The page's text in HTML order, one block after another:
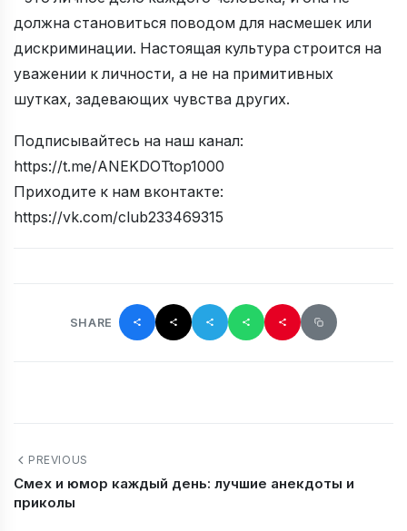
должна становиться поводом для насмешек или
дискриминации. Настоящая культура строится на
уважении к личности, а не на примитивных
шутках, задевающих чувства других.
Подписывайтесь на наш канал:
https://t.me/ANEKDOTtop1000
Приходите к нам вконтакте:
https://vk.com/club233469315
SHARE
PREVIOUS
Смех и юмор каждый день: лучшие анекдоты и
приколы